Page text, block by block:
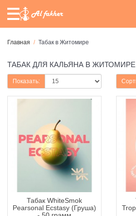
Главная Табак в Житомире
ТАБАК ДЛЯ КАЛЬЯНА В ЖИТОМИРЕ
Показать:
Табак WhiteSmok
Pearsonal Ecstasy (Груша)